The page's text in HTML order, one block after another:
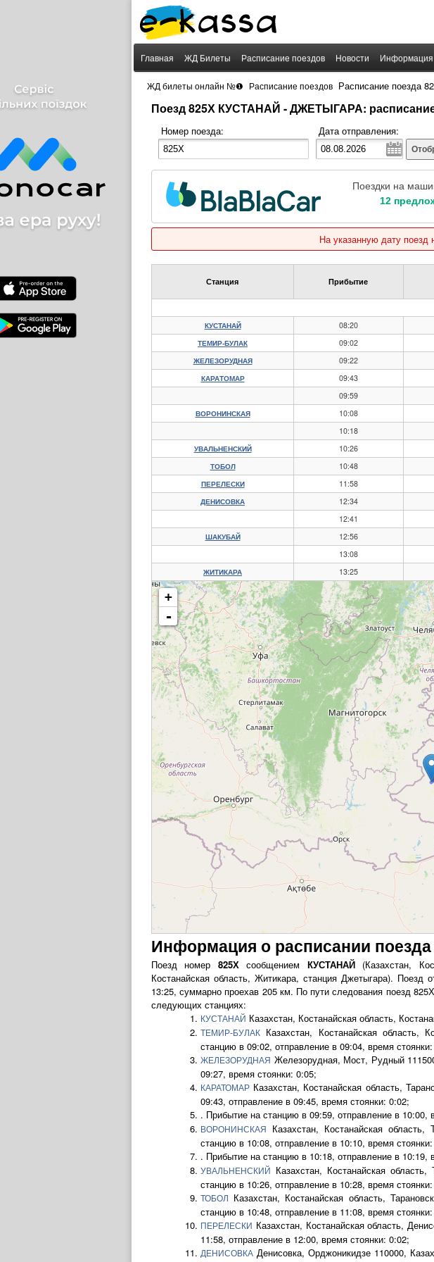
Главная ЖД Билеты Расписание поездов Новости Информация
ЖД билеты онлайн №❶ Расписание поездов Расписание поезда
Поезд 825Х КУСТАНАЙ - ДЖЕТЫГАРА:
Номер поезда: Дата отправления:
Поездки на
12
На указанную дату поезд
Станция Прибытие
КУСТАНАЙ 08:20
ТЕМИР-БУЛАК 09:02
ЖЕЛЕЗОРУДНАЯ 09:22
КАРАТОМАР 09:43
09:59
ВОРОНИНСКАЯ 10:08
10:18
УВАЛЬНЕНСКИЙ 10:26
ТОБОЛ 10:48
ПЕРЕЛЕСКИ 11:58
ДЕНИСОВКА 12:34
12:41
ШАКУБАЙ 12:56
13:08
ЖИТИКАРА 13:25
+
-
Информация о расписании
Поезд номер 825Хсообщением КУСТАНАЙ(Казахстан,
Костанайская область, Житикара, станция Джетыгара).
13:25, суммарно проехав 205 км. По пути следования поезд
следующих станциях:
КУСТАНАЙ Казахстан, Костанайская область,
ТЕМИР-БУЛАК
Казахстан, Костанайская
станцию в 09:02, отправление в 09:04, время
ЖЕЛЕЗОРУДНАЯ Железорудная, Мост, Рудный
09:27, время стоянки: 0:05;
КАРАТОМАР Казахстан, Костанайская область,
09:43, отправление в 09:45, время стоянки: 0:02;
. Прибытие на станцию в 09:59, отправление в 10:00,
ВОРОНИНСКАЯ
Казахстан, Костанайская
станцию в 10:08, отправление в 10:10, время
. Прибытие на станцию в 10:18, отправление в 10:19,
УВАЛЬНЕНСКИЙ
Казахстан, Костанайская
станцию в 10:26, отправление в 10:28, время
ТОБОЛ
Казахстан, Костанайская область,
станцию в 10:48, отправление в 11:08, время
ПЕРЕЛЕСКИ Казахстан, Костанайская область,
11:58, отправление в 12:00, время стоянки: 0:02;
ДЕНИСОВКА Денисовка, Орджоникидзе 110000,